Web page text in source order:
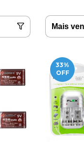
33%
OFF